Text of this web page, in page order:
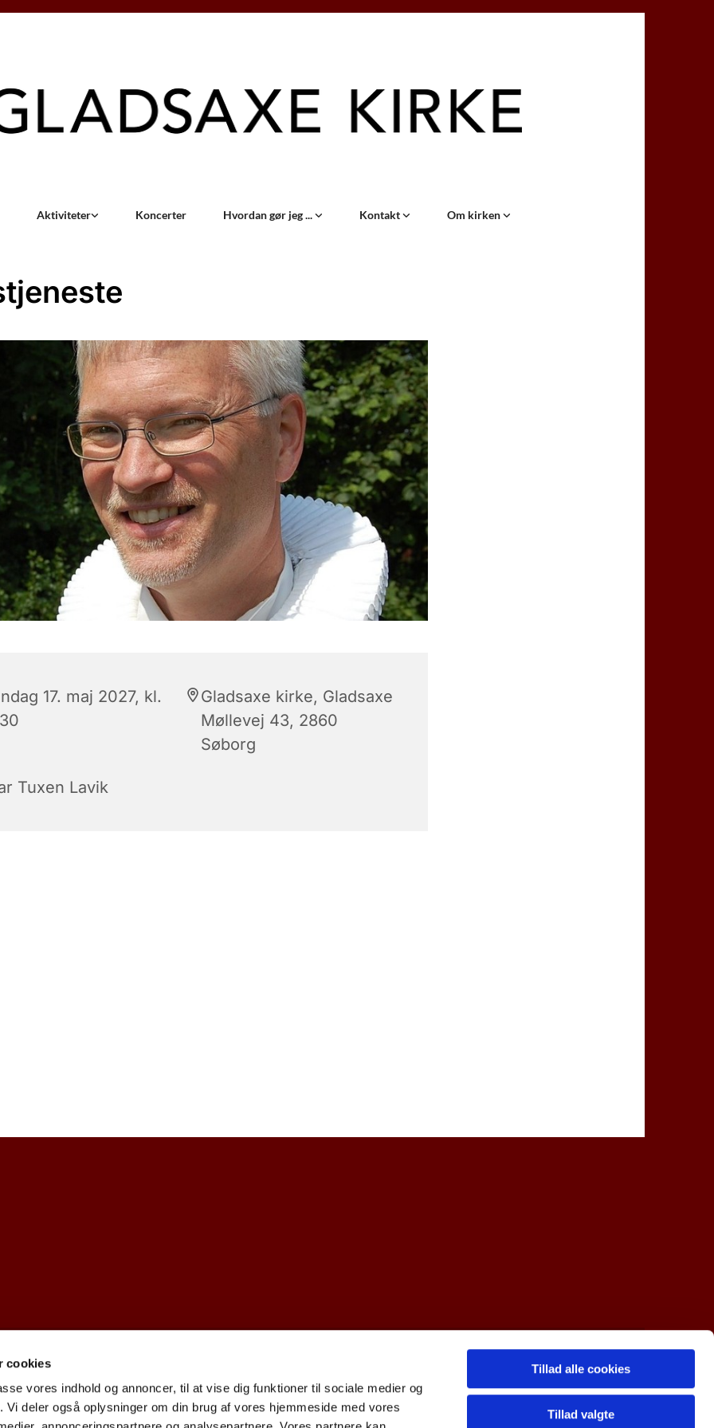
cookies
vores indhold og annoncer, til at vise dig funktioner til sociale medier og
deler også oplysninger om din brug af vores hjemmeside med vores
Tillad alle cookies
Tillad valgte
Aktiviteter Koncerter Hvordan gør jeg ... Kontakt Om kirken
17. maj 2027, kl.
Gladsaxe kirke, Gladsaxe
Møllevej 43, 2860
Søborg
Tuxen Lavik
· Kirkekontoret, Provst Bentzons Vej 1, 2860 Søborg